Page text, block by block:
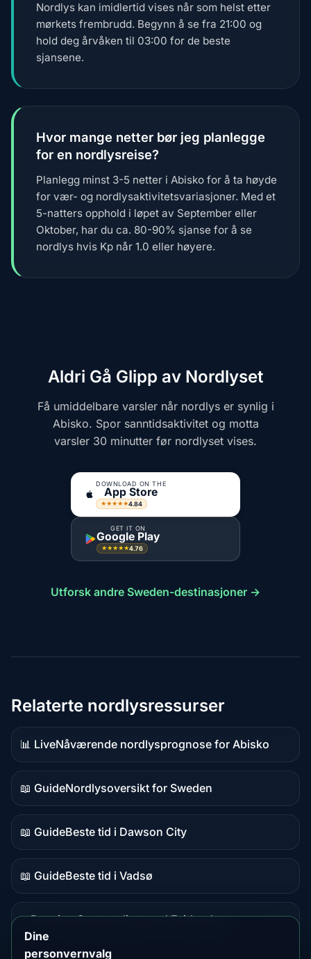
Nordlys kan imidlertid vises når som helst etter
mørkets frembrudd. Begynn å se fra 21:00 og
hold deg årvåken til 03:00 for de beste
sjansene.
Hvor mange netter bør jeg planlegge
for en nordlysreise?
Planlegg minst 3-5 netter i Abisko for å ta høyde
for vær- og nordlysaktivitetsvariasjoner. Med et
5-natters opphold i løpet av September eller
Oktober, har du ca. 80-90% sjanse for å se
nordlys hvis Kp når 1.0 eller høyere.
Aldri Gå Glipp av Nordlyset
Få umiddelbare varsler når nordlys er synlig i
Abisko. Spor sanntidsaktivitet og motta
varsler 30 minutter før nordlyset vises.
DOWNLOAD ON THE
App Store
★★★★★4.84
GET IT ON
Google Play
★★★★★4.76
Utforsk andre Sweden-destinasjoner →
Relaterte nordlysressurser
📊 Live
Live-
data
Nåværende nordlysprognose for Abisko
📖 Guide
Guideinnhold
Nordlysoversikt for Sweden
📖 Guide
Guideinnhold
Beste tid i Dawson City
📖 Guide
Guideinnhold
Beste tid i Vadsø
⭐ Premium
destinasjon
Sammenlign med Fairbanks
Dine
personvernvalg